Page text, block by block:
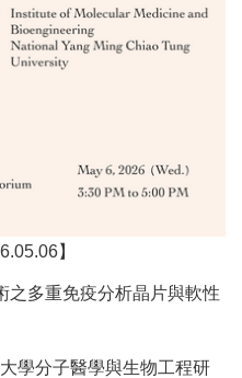
】
之多重免疫分析晶片與軟性
學分子醫學與生物工程研